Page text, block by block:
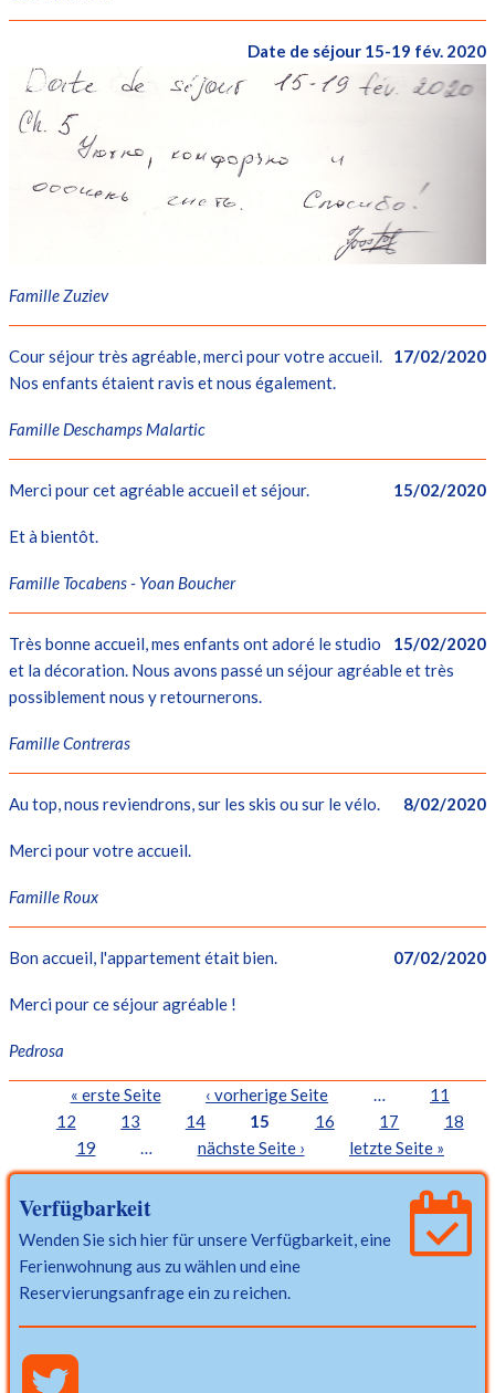
Date de séjour 15-19 fév. 2020
Famille Zuziev
17/02/2020
Cour séjour très agréable, merci pour votre accueil.
Nos enfants étaient ravis et nous également.
Famille Deschamps Malartic
15/02/2020
Merci pour cet agréable accueil et séjour.
Et à bientôt.
Famille Tocabens - Yoan Boucher
15/02/2020
Très bonne accueil, mes enfants ont adoré le studio
et la décoration. Nous avons passé un séjour agréable et très
possiblement nous y retournerons.
Famille Contreras
8/02/2020
Au top, nous reviendrons, sur les skis ou sur le vélo.
Merci pour votre accueil.
Famille Roux
07/02/2020
Bon accueil, l'appartement était bien.
Merci pour ce séjour agréable !
Pedrosa
Seiten
« erste Seite ‹ vorherige Seite
11
12
13 14 15 16 17
18
19
nächste Seite › letzte Seite »
Verfügbarkeit
Wenden Sie sich hier für unsere Verfügbarkeit, eine
Ferienwohnung aus zu wählen und eine
Reservierungsanfrage ein zu reichen.